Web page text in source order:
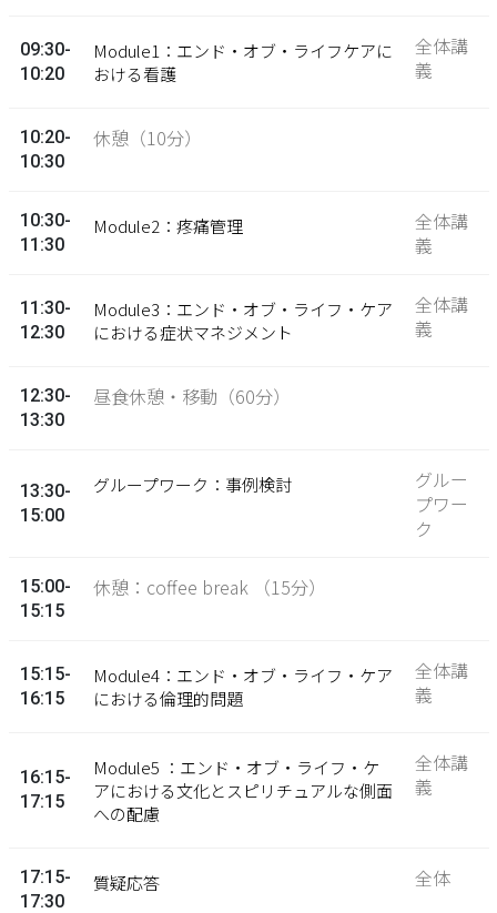
09:30-
10:20
Module1：エンド・オブ・ライフケアに
おける看護
全体講
義
10:20-
10:30
休憩（10分）
10:30-
11:30
Module2：疼痛管理
全体講
義
11:30-
12:30
Module3：エンド・オブ・ライフ・ケア
における症状マネジメント
全体講
義
12:30-
13:30
昼食休憩・移動（60分）
13:30-
15:00
グループワーク：事例検討
グルー
プワー
ク
15:00-
15:15
休憩：coffee break （15分）
15:15-
16:15
Module4：エンド・オブ・ライフ・ケア
における倫理的問題
全体講
義
16:15-
17:15
Module5 ：エンド・オブ・ライフ・ケ
アにおける文化とスピリチュアルな側面
への配慮
全体講
義
17:15-
17:30
質疑応答 全体